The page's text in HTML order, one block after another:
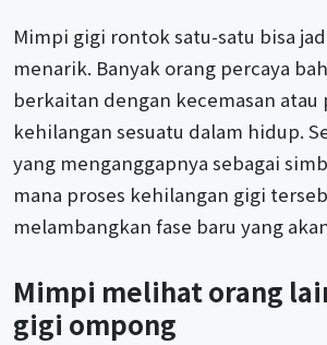
Mimpi gigi rontok satu-satu bisa
menarik. Banyak orang percaya
berkaitan dengan kecemasan atau
kehilangan sesuatu dalam hidup.
yang menganggapnya sebagai
mana proses kehilangan gigi
melambangkan fase baru yang
Mimpi melihat orang
gigi ompong